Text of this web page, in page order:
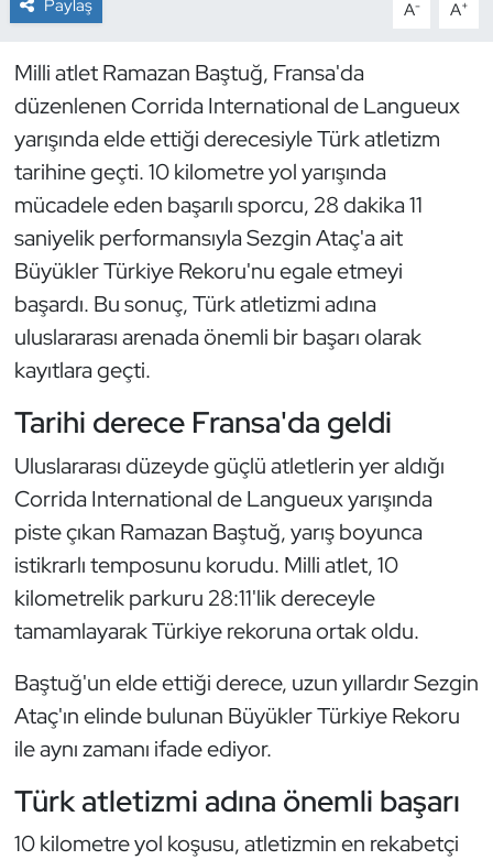
Paylaş A- A+
Milli atlet Ramazan Baştuğ, Fransa'da
düzenlenen Corrida International de Langueux
yarışında elde ettiği derecesiyle Türk atletizm
tarihine geçti. 10 kilometre yol yarışında
mücadele eden başarılı sporcu, 28 dakika 11
saniyelik performansıyla Sezgin Ataç'a ait
Büyükler Türkiye Rekoru'nu egale etmeyi
başardı. Bu sonuç, Türk atletizmi adına
uluslararası arenada önemli bir başarı olarak
kayıtlara geçti.
Tarihi derece Fransa'da geldi
Uluslararası düzeyde güçlü atletlerin yer aldığı
Corrida International de Langueux yarışında
piste çıkan Ramazan Baştuğ, yarış boyunca
istikrarlı temposunu korudu. Milli atlet, 10
kilometrelik parkuru 28:11'lik dereceyle
tamamlayarak Türkiye rekoruna ortak oldu.
Baştuğ'un elde ettiği derece, uzun yıllardır Sezgin
Ataç'ın elinde bulunan Büyükler Türkiye Rekoru
ile aynı zamanı ifade ediyor.
Türk atletizmi adına önemli başarı
10 kilometre yol koşusu, atletizmin en rekabetçi
Dövüş Sanatı
E-Spor
Eskrim
Futbol
Futsal
Genel
Güreş
Halter
Hava Sporları
Hentbol
İşitme Engelli Sporcular
Kano ve Rafting